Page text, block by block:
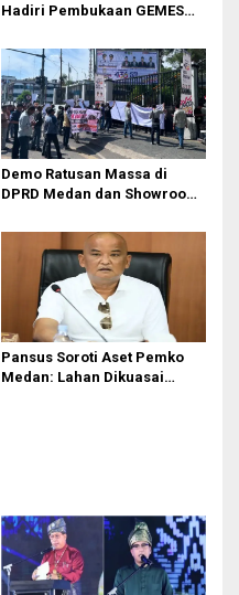
Hadiri Pembukaan GEMES
Demo Ratusan Massa di
DPRD Medan dan Showroom
Soroti Dugaan Bangunan
Tanpa PBG
Pansus Soroti Aset Pemko
Medan: Lahan Dikuasai